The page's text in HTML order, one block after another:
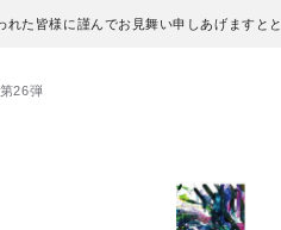
た皆様に謹んでお見舞い申しあげますと
26弾